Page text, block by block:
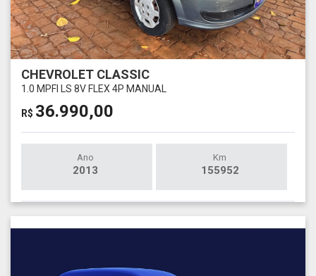
CHEVROLET CLASSIC
1.0 MPFI LS 8V FLEX 4P MANUAL
R$ 36.990,00
Ano
2013
Km
155952